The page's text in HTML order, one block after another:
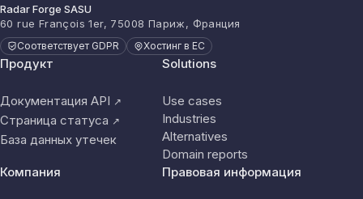
Radar Forge SASU
60 rue François 1er, 75008 Париж, Франция
Соответствует GDPR Хостинг в ЕС
Продукт
Документация API ↗
Страница статуса ↗
База данных утечек
Solutions
Use cases
Industries
Alternatives
Domain reports
Компания
Правовая информация